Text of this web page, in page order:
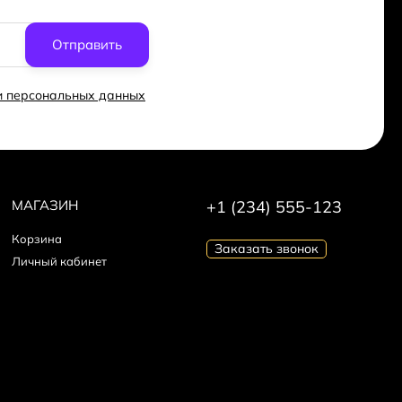
Отправить
персональных данных
МАГАЗИН
Корзина
Личный кабинет
+1 (234) 555-123
Заказать звонок